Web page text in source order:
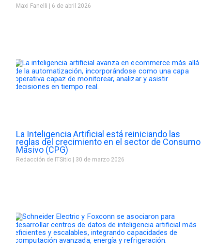
Maxi Fanelli 6 de abril 2026
La Inteligencia Artificial está reiniciando las
reglas del crecimiento en el sector de Consumo
Masivo (CPG)
Redacción de ITSitio 30 de marzo 2026